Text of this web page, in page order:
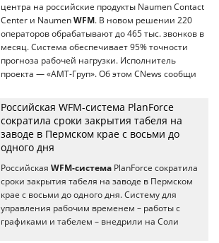
центра на российские продукты Naumen Contact
Center и Naumen WFM. В новом решении 220
операторов обрабатывают до 465 тыс. звонков в
месяц. Система обеспечивает 95% точности
прогноза рабочей нагрузки. Исполнитель
проекта — «АМТ-Груп». Об этом CNews сообщи
Российская WFM-система PlanForce
сократила сроки закрытия табеля на
заводе в Пермском крае с восьми до
одного дня
Российская WFM-система PlanForce сократила
сроки закрытия табеля на заводе в Пермском
крае с восьми до одного дня. Систему для
управления рабочим временем – работы с
графиками и табелем – внедрили на Соли